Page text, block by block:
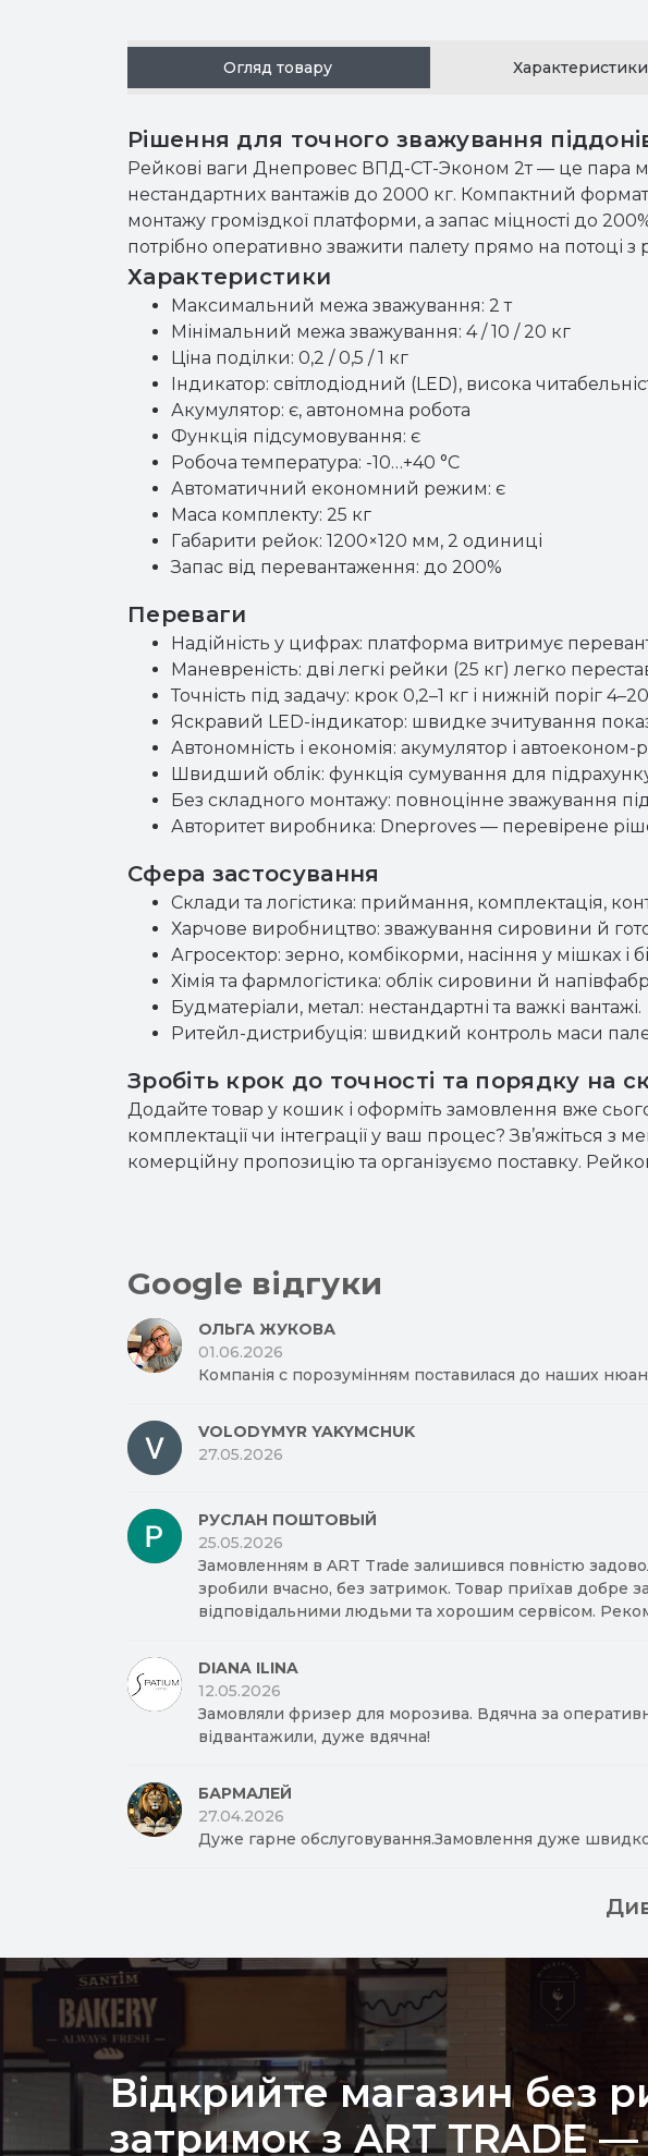
Огляд товару Характеристики
Рішення для точного зважування
Рейкові ваги Днепровес ВПД-СТ-Эконом 2т — це пара
нестандартних вантажів до 2000 кг. Компактний
монтажу громіздкої платформи, а запас міцності до
потрібно оперативно зважити палету прямо на потоці
Характеристики
Максимальний межа зважування: 2 т
Мінімальний межа зважування: 4 / 10 / 20 кг
Ціна поділки: 0,2 / 0,5 / 1 кг
Індикатор: світлодіодний (LED), висока
Акумулятор: є, автономна робота
Функція підсумовування: є
Робоча температура: -10…+40 °C
Автоматичний економний режим: є
Маса комплекту: 25 кг
Габарити рейок: 1200×120 мм, 2 одиниці
Запас від перевантаження: до 200%
Переваги
Надійність у цифрах: платформа витримує
Маневреність: дві легкі рейки (25 кг) легко
Точність під задачу: крок 0,2–1 кг і нижній поріг
Яскравий LED-індикатор: швидке зчитування
Автономність і економія: акумулятор і
Швидший облік: функція сумування для
Без складного монтажу: повноцінне зважування
Авторитет виробника: Dneproves — перевірене
Сфера застосування
Склади та логістика: приймання, комплектація,
Харчове виробництво: зважування сировини й
Агросектор: зерно, комбікорми, насіння у мішках і
Хімія та фармлогістика: облік сировини й
Будматеріали, метал: нестандартні та важкі вантажі.
Ритейл-дистрибуція: швидкий контроль маси
Зробіть крок до точності та порядку на
Додайте товар у кошик і оформіть замовлення вже
комплектації чи інтеграції у ваш процес? Зв’яжіться
комерційну пропозицію та організуємо поставку.
Google відгуки
ОЛЬГА ЖУКОВА
01.06.2026
Компанія с порозумінням поставилася до наших
VOLODYMYR YAKYMCHUK
27.05.2026
РУСЛАН ПОШТОВЫЙ
25.05.2026
Замовленням в ART Trade залишився повністю
зробили вчасно, без затримок. Товар приїхав добре
відповідальними людьми та хорошим сервісом.
DIANA ILINA
12.05.2026
Замовляли фризер для морозива. Вдячна за
відвантажили, дуже вдячна!
БАРМАЛЕЙ
27.04.2026
Дуже гарне обслуговування.Замовлення дуже
Відкрийте магазин без
затримок з ART TRADE